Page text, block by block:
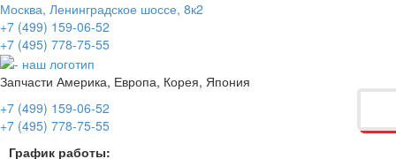
Москва, Ленинградское шоссе, 8к2
+7 (499) 159-06-52
+7 (495) 778-75-55
Запчасти Америка, Европа, Корея, Япония
+7 (499) 159-06-52
+7 (495) 778-75-55
График работы: